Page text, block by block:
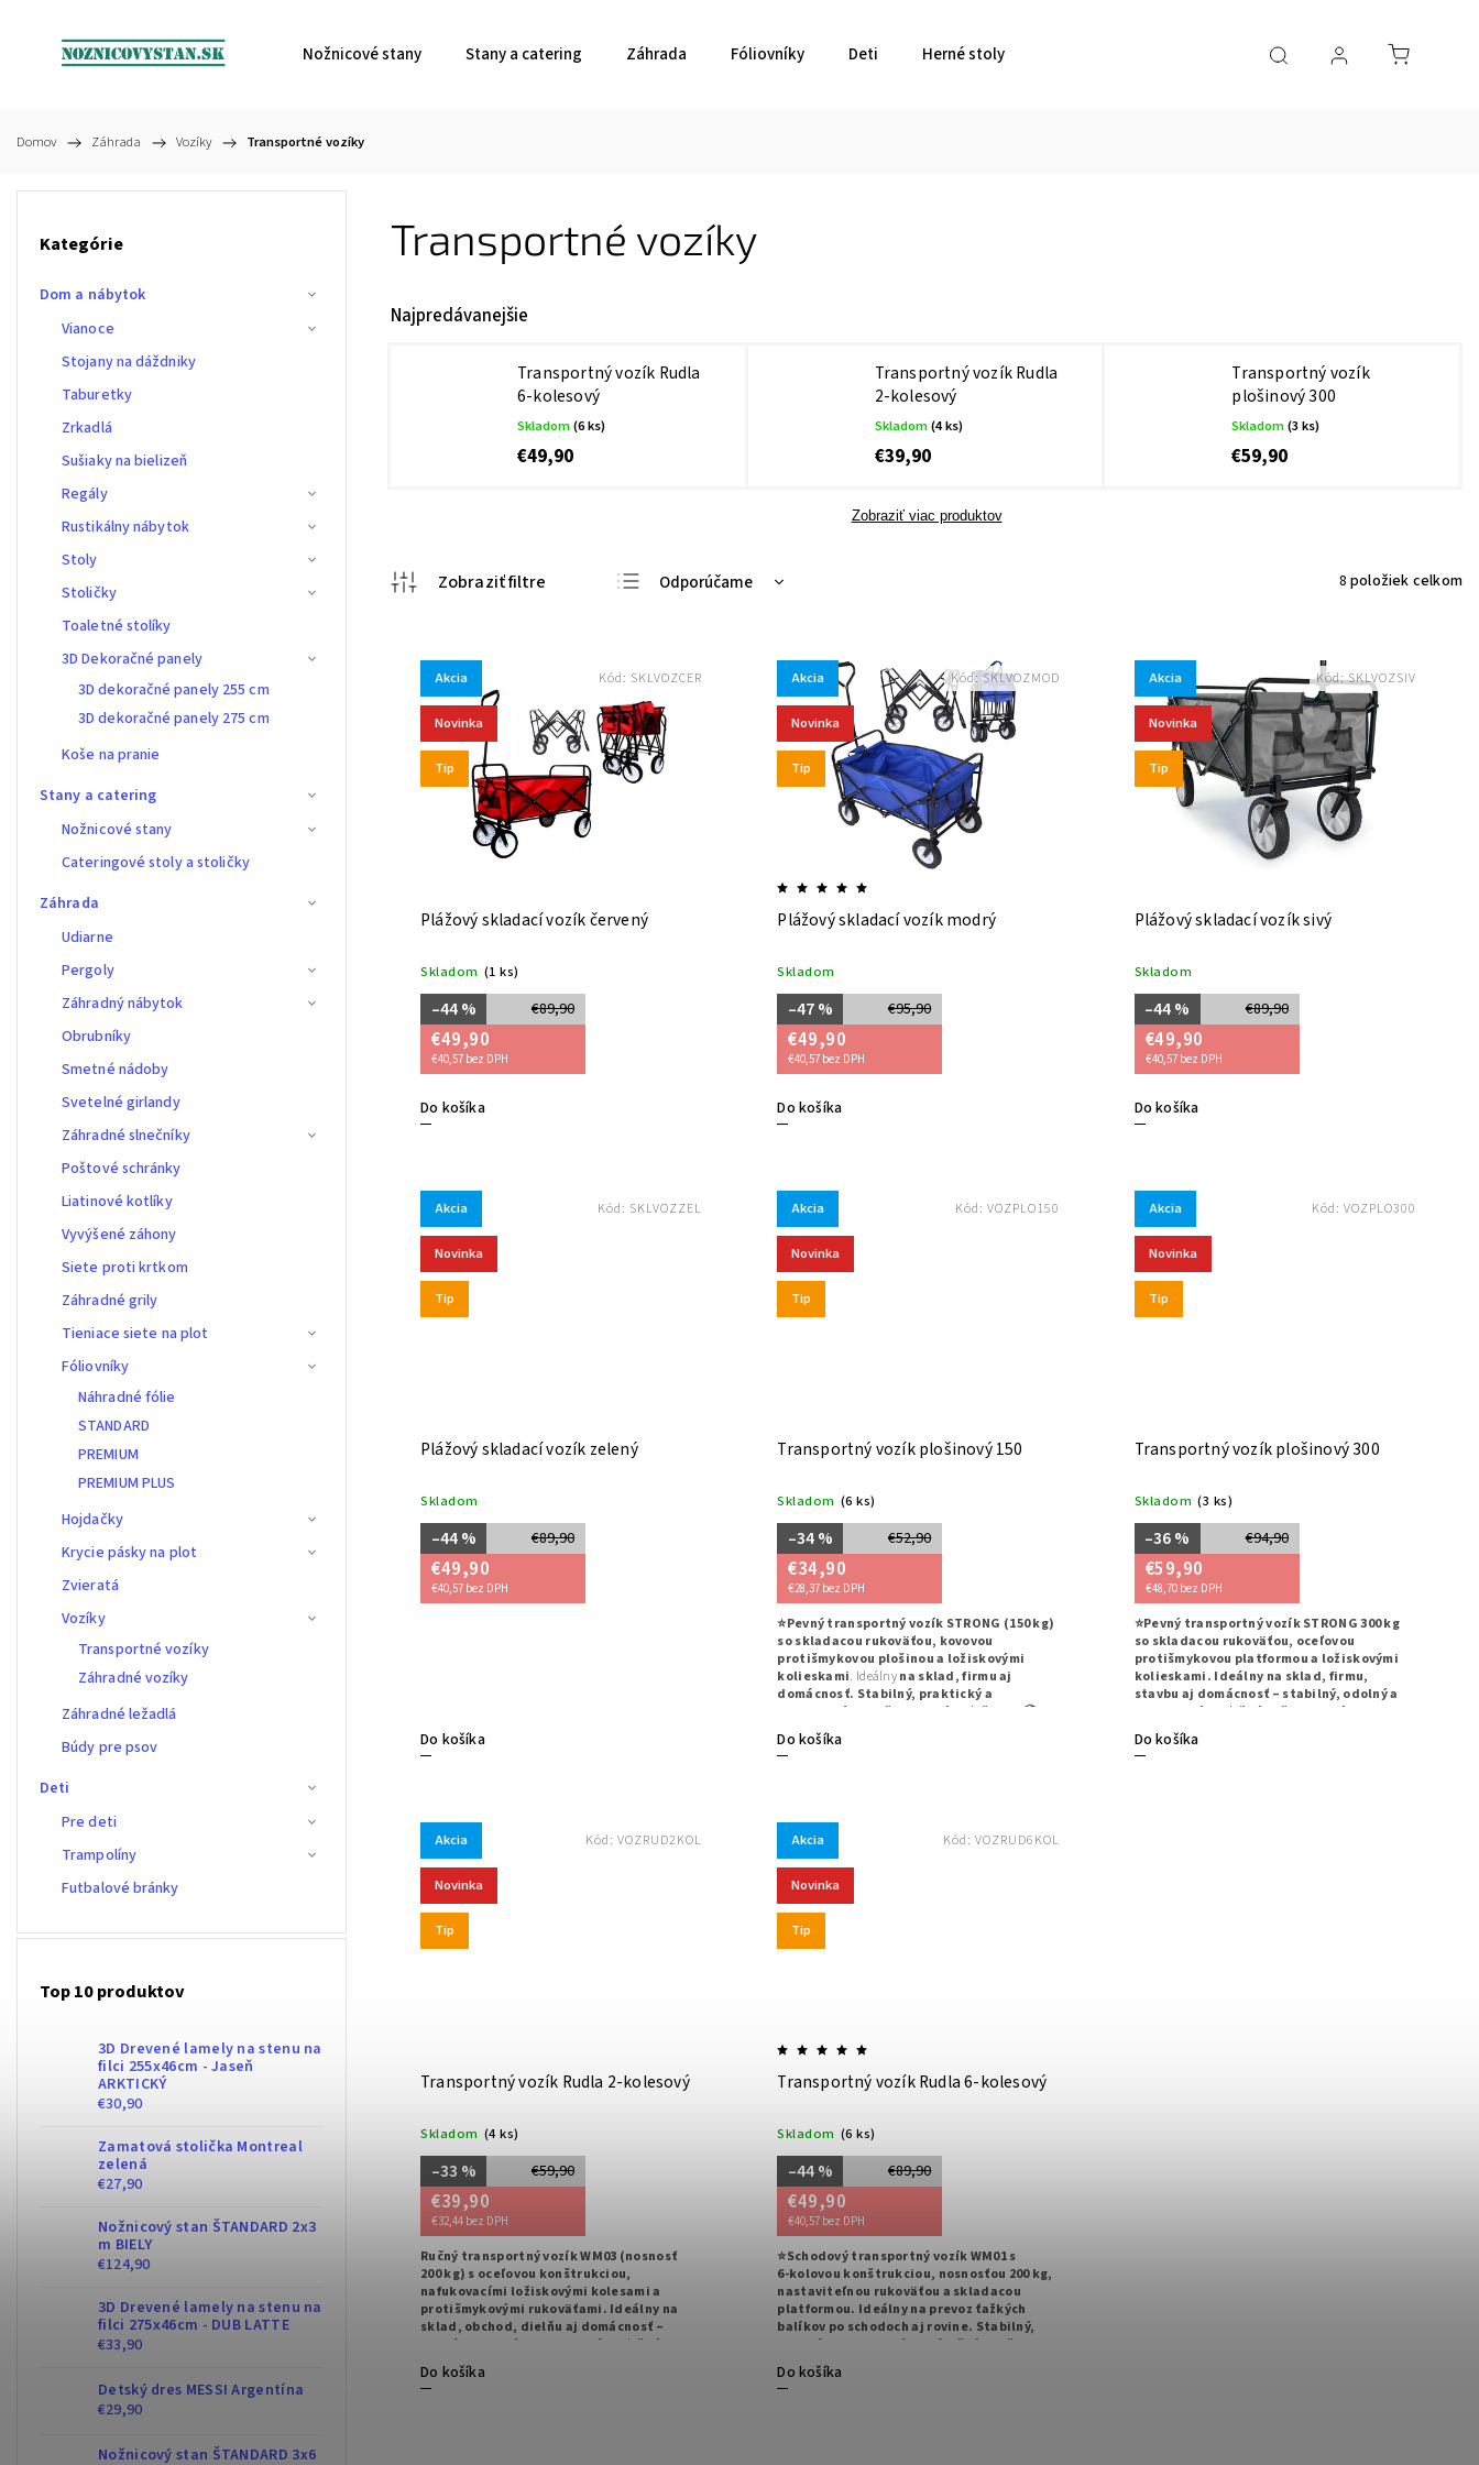
Nožnicové stany Stany a catering Záhrada Fóliovníky Deti Herné stoly Herné kreslá Stoličky
Domov / Záhrada / Vozíky / Transportné vozíky
Kategórie
Dom a nábytok
Vianoce
Stojany na dáždniky
Taburetky
Zrkadlá
Sušiaky na bielizeň
Regály
Rustikálny nábytok
Stoly
Stoličky
Toaletné stolíky
3D Dekoračné panely
3D dekoračné panely 255 cm
3D dekoračné panely 275 cm
Koše na pranie
Stany a catering
Nožnicové stany
Cateringové stoly a stoličky
Záhrada
Udiarne
Pergoly
Záhradný nábytok
Obrubníky
Smetné nádoby
Svetelné girlandy
Záhradné slnečníky
Poštové schránky
Liatinové kotlíky
Vyvýšené záhony
Siete proti krtkom
Záhradné grily
Tieniace siete na plot
Fóliovníky
Náhradné fólie
STANDARD
PREMIUM
PREMIUM PLUS
Hojdačky
Krycie pásky na plot
Zvieratá
Vozíky
Transportné vozíky
Záhradné vozíky
Záhradné ležadlá
Búdy pre psov
Deti
Pre deti
Trampolíny
Futbalové bránky
Top 10 produktov
3D Drevené lamely na stenu na
filci 255x46cm - Jaseň
ARKTICKÝ
€30,90
Zamatová stolička Montreal
zelená
€27,90
Nožnicový stan ŠTANDARD 2x3
m BIELY
€124,90
3D Drevené lamely na stenu na
filci 275x46cm - DUB LATTE
€33,90
Detský dres MESSI Argentína
€29,90
Nožnicový stan ŠTANDARD 3x6
Transportné vozíky
Najpredávanejšie
Transportný vozík Rudla
6-kolesový
Skladom(6 ks)
€49,90
Transportný vozík Rudla
2-kolesový
Skladom(4 ks)
€39,90
Transportný vozík
plošinový 300
Skladom(3 ks)
€59,90
Zobraziť viac produktov
Odporúčame
Najpredávanejšie
Abecedne
8 položiek celkom
Akcia
Novinka
Tip
Plážový skladací vozík červený
Skladom (1 ks)
€89,90
–44 %
€49,90
€40,57 bez DPH
Do košíka
Kód: SKLVOZCER Akcia
Novinka
Tip
Plážový skladací vozík modrý
Skladom
€95,90
–47 %
€49,90
€40,57 bez DPH
Do košíka
Kód:SKLVOZMOD Akcia
Novinka
Tip
Plážový skladací vozík sivý
Skladom
€89,90
–44 %
€49,90
€40,57 bez DPH
Do košíka
Kód:SKLVOZSIV
Akcia
Novinka
Tip
Plážový skladací vozík zelený
Skladom
€89,90
–44 %
€49,90
€40,57 bez DPH
Do košíka
Kód: SKLVOZZEL Akcia
Novinka
Tip
Transportný vozík plošinový 150
Skladom (6 ks)
€52,90
–34 %
€34,90
€28,37 bez DPH
Do košíka
⭐Pevný transportný vozík STRONG (150 kg)
so skladacou rukoväťou, kovovou
protišmykovou plošinou a ložiskovými
kolieskami. Ideálnyna sklad, firmu aj
domácnosť. Stabilný, praktický a
pripravený na každodenné zaťaženie.📦
Kód: VOZPLO150 Akcia
Novinka
Tip
Transportný vozík plošinový 300
Skladom (3 ks)
€94,90
–36 %
€59,90
€48,70 bez DPH
Do košíka
⭐Pevný transportný vozík STRONG 300 kg
so skladacou rukoväťou, oceľovou
protišmykovou platformou a ložiskovými
kolieskami. Ideálny na sklad, firmu,
stavbu aj domácnosť – stabilný, odolný a
pripravený na ťažké každodenné
používanie.
Kód: VOZPLO300
Akcia
Novinka
Tip
Transportný vozík Rudla 2-kolesový
Skladom (4 ks)
€59,90
–33 %
€39,90
€32,44 bez DPH
Do košíka
Ručný transportný vozík WM03 (nosnosť
200 kg) s oceľovou konštrukciou,
nafukovacími ložiskovými kolesami a
protišmykovými rukoväťami. Ideálny na
sklad, obchod, dielňu aj domácnosť –
pevný, stabilný a pripravený na ťažké
náklady.
Kód:VOZRUD2KOL Akcia
Novinka
Tip
Transportný vozík Rudla 6-kolesový
Skladom (6 ks)
€89,90
–44 %
€49,90
€40,57 bez DPH
Do košíka
⭐Schodový transportný vozík WM01 s
6‑kolovou konštrukciou, nosnosťou 200 kg,
nastaviteľnou rukoväťou a skladacou
platformou. Ideálny na prevoz ťažkých
balíkov po schodoch aj rovine. Stabilný,
odolný a pripravený na náročné použitie.
Kód: VOZRUD6KOL